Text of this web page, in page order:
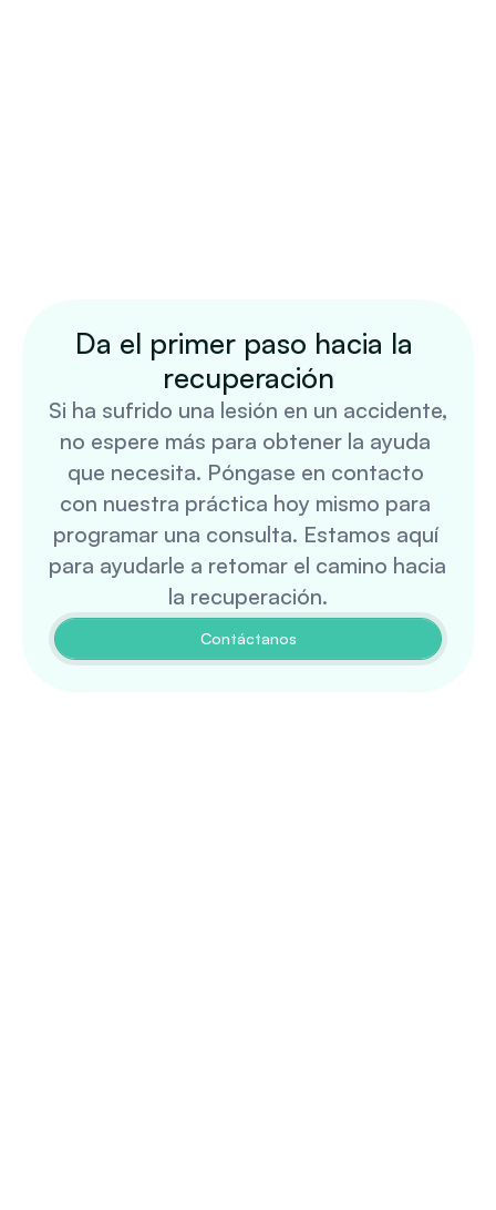
Da el primer paso hacia la
recuperación
Si ha sufrido una lesión en un accidente,
no espere más para obtener la ayuda
que necesita. Póngase en contacto
con nuestra práctica hoy mismo para
programar una consulta. Estamos aquí
para ayudarle a retomar el camino hacia
la recuperación.
Contáctanos